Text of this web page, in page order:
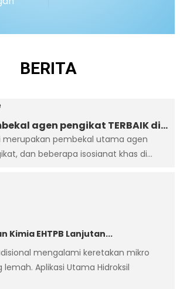
BERITA
agen pengikat TERBAIK di
merupakan pembekal utama agen
dan beberapa isosianat khas di
nilai.
Kimia EHTPB Lanjutan...
mengalami keretakan mikro
Aplikasi Utama Hidroksil